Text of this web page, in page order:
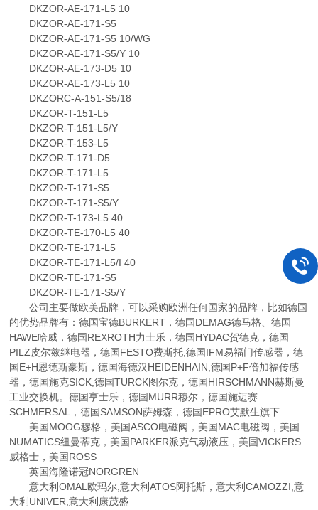
DKZOR-AE-171-L5 10
DKZOR-AE-171-S5
DKZOR-AE-171-S5 10/WG
DKZOR-AE-171-S5/Y 10
DKZOR-AE-173-D5 10
DKZOR-AE-173-L5 10
DKZORC-A-151-S5/18
DKZOR-T-151-L5
DKZOR-T-151-L5/Y
DKZOR-T-153-L5
DKZOR-T-171-D5
DKZOR-T-171-L5
DKZOR-T-171-S5
DKZOR-T-171-S5/Y
DKZOR-T-173-L5 40
DKZOR-TE-170-L5 40
DKZOR-TE-171-L5
DKZOR-TE-171-L5/I 40
DKZOR-TE-171-S5
DKZOR-TE-171-S5/Y
公司主要做欧美品牌，可以采购欧洲任何国家的品牌，比如德国
的优势品牌有：德国宝德BURKERT，德国DEMAG德马格、德国
HAWE哈威，德国REXROTH力士乐，德国HYDAC贺德克，德国
PILZ皮尔兹继电器，德国FESTO费斯托,德国IFM易福门传感器，德
国E+H恩德斯豪斯，德国海德汉HEIDENHAIN,德国P+F倍加福传感
器，德国施克SICK,德国TURCK图尔克，德国HIRSCHMANN赫斯曼
工业交换机。德国亨士乐，德国MURR穆尔，德国施迈赛
SCHMERSAL，德国SAMSON萨姆森，德国EPRO艾默生旗下
美国MOOG穆格，美国ASCO电磁阀，美国MAC电磁阀，美国
NUMATICS纽曼蒂克，美国PARKER派克气动液压，美国VICKERS
威格士，美国ROSS
英国海隆诺冠NORGREN
意大利OMAL欧玛尔,意大利ATOS阿托斯，意大利CAMOZZI,意
大利UNIVER,意大利康茂盛